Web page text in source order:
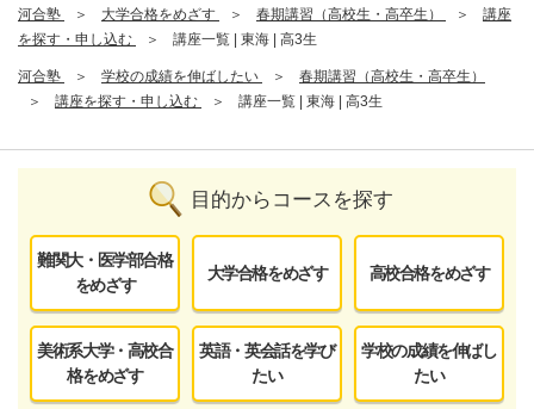
河合塾
大学合格をめざす 春期講習（高校生・高卒生）
講座
を探す・申し込む
講座一覧 | 東海 | 高3生
河合塾 学校の成績を伸ばしたい
春期講習（高校生・高卒生）
講座を探す・申し込む
講座一覧 | 東海 | 高3生
目的からコースを探す
難関大・医学部合格
をめざす
大学合格をめざす 高校合格をめざす
美術系大学・高校合
格をめざす
英語・英会話を学び
たい
学校の成績を伸ばし
たい